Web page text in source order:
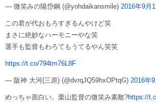
— 微笑みの陽岱鋼 (@yohdaikansmile) 2016年9月
この君が代おもろすぎるんやけど笑
まさに絶妙なハーモニーやな笑
選手も監督もわろてもうてるやん笑笑
https://t.co/794tm76L8F
— 阪神 大河(三原) (@dvrqJQ59hxOPtqG) 2016年9
めっちゃ面白い。栗山監督の微笑み素敵?https://